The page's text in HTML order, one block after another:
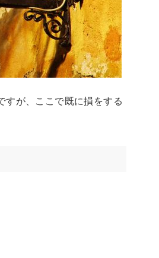
すが、ここで既に損をする